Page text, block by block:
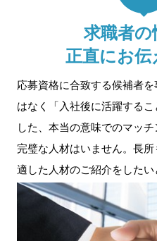
求職者の
正直にお
応募資格に合致する候補者
はなく「入社後に活躍する
した、本当の意味でのマッチ
完璧な人材はいません。長
適した人材のご紹介をしたい